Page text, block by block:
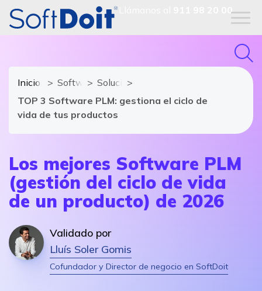
911 98 20 00
Inicio Software IndustrialSoluciones y módulos de Software
TOP 3 Software PLM: gestiona el ciclo de
vida de tus productos
Los mejores Software PLM
(gestión del ciclo de vida
de un producto) de 2026
Validado por
Lluís Soler Gomis
Cofundador y Director de negocio en SoftDoit